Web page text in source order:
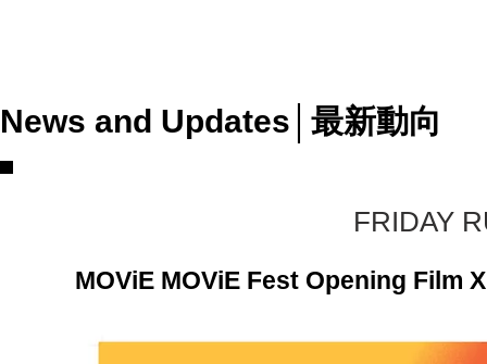
News and Updates│最新動向
FRIDAY
MOViE MOViE Fest Opening Film